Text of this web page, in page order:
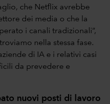
che Netflix avrebbe
dei media o che la
i canali tradizionali”,
nella stessa fase.
di IA e i relativi casi
da prevedere e
nuovi posti di lavoro